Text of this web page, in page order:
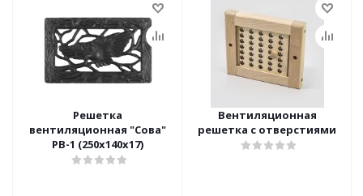
Решетка
вентиляционная "Сова"
РВ-1 (250х140х17)
Вентиляционная
решетка с отверстиями